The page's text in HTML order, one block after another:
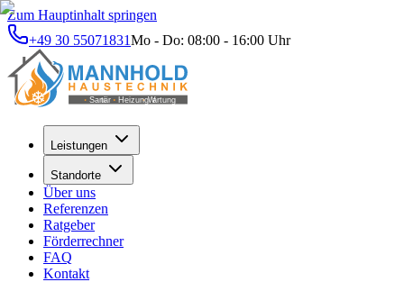
Zum Hauptinhalt springen
+49 30 55071831Mo - Do: 08:00 - 16:00 Uhr
Leistungen
Standorte
Über uns
Referenzen
Ratgeber
Förderrechner
FAQ
Kontakt